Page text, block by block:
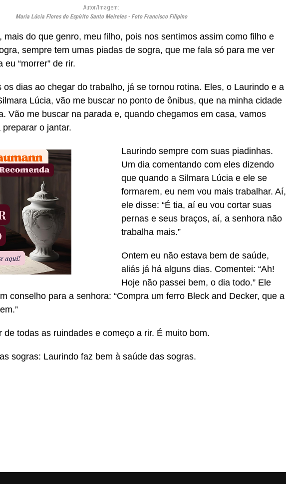
Autor/Imagem:
Maria Lúcia Flores do Espírito Santo Meireles - Foto Francisco Filipino
mais do que genro, meu filho, pois nos sentimos assim como filho e
sempre tem umas piadas de sogra, que me fala só para me ver
“morrer” de rir.
os dias ao chegar do trabalho, já se tornou rotina. Eles, o Laurindo e a
Lúcia, vão me buscar no ponto de ônibus, que na minha cidade
Vão me buscar na parada e, quando chegamos em casa, vamos
o jantar.
Laurindo sempre com suas piadinhas.
Um dia comentando com eles dizendo
que quando a Silmara Lúcia e ele se
formarem, eu nem vou mais trabalhar. Aí,
ele disse: “É tia, aí eu vou cortar suas
pernas e seus braços, aí, a senhora não
trabalha mais.”
Ontem eu não estava bem de saúde,
aliás já há alguns dias. Comentei: “Ah!
Hoje não passei bem, o dia todo.” Ele
conselho para a senhora: “Compra um ferro Bleck and Decker, que a
de todas as ruindades e começo a rir. É muito bom.
sogras: Laurindo faz bem à saúde das sogras.